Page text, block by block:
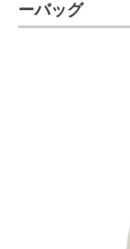
ーバッグ